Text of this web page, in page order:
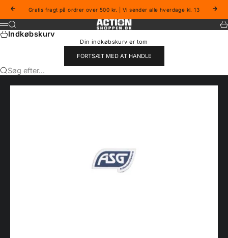
ForrigeGratis fragt på ordrer over 500 kr. | Vi sender alle hverdage kl. 13
Actionshoppen
Menu
Søg
Indkøbskurv
Din indkøbskurv er tom
FORTSÆT MED AT HANDLE
Søg efter...